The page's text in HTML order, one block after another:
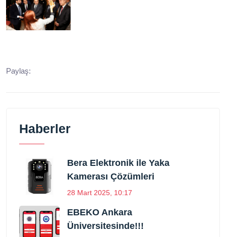
Paylaş:
Haberler
Bera Elektronik ile Yaka
Kamerası Çözümleri
28 Mart 2025, 10:17
EBEKO Ankara
Üniversitesinde!!!